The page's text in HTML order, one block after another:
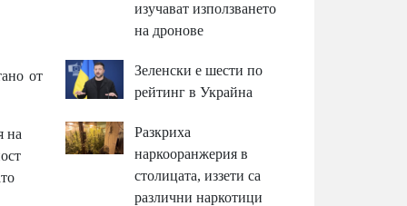
от
на
изучават използването
на дронове
Зеленски е шести по
рейтинг в Украйна
Разкриха
наркооранжерия в
столицата, иззети са
различни наркотици